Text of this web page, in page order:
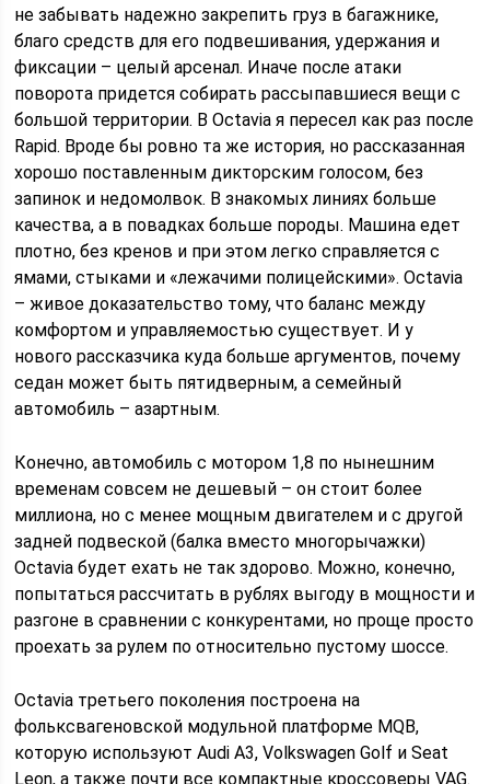
не забывать надежно закрепить груз в багажнике,
благо средств для его подвешивания, удержания и
фиксации – целый арсенал. Иначе после атаки
поворота придется собирать рассыпавшиеся вещи с
большой территории. В Octavia я пересел как раз после
Rapid. Вроде бы ровно та же история, но рассказанная
хорошо поставленным дикторским голосом, без
запинок и недомолвок. В знакомых линиях больше
качества, а в повадках больше породы. Машина едет
плотно, без кренов и при этом легко справляется с
ямами, стыками и «лежачими полицейскими». Octavia
– живое доказательство тому, что баланс между
комфортом и управляемостью существует. И у
нового рассказчика куда больше аргументов, почему
седан может быть пятидверным, а семейный
автомобиль – азартным.
Конечно, автомобиль с мотором 1,8 по нынешним
временам совсем не дешевый – он стоит более
миллиона, но с менее мощным двигателем и с другой
задней подвеской (балка вместо многорычажки)
Octavia будет ехать не так здорово. Можно, конечно,
попытаться рассчитать в рублях выгоду в мощности и
разгоне в сравнении с конкурентами, но проще просто
проехать за рулем по относительно пустому шоссе.
Octavia третьего поколения построена на
фольксвагеновской модульной платформе MQB,
которую используют Audi A3, Volkswagen Golf и Seat
Leon, а также почти все компактные кроссоверы VAG.